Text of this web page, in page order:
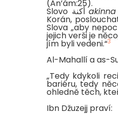
(An’ám:25).
Slovo أكنةakinna
Korán,
Slova „aby
jejich verši je
jím byli vedeni.“3
Al-Mahallí a as-
„Tedy kdykoli
bariéru, tedy
Ibn Džuzejj praví: